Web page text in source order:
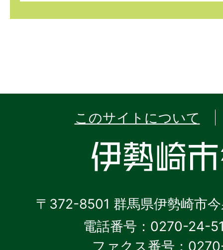
このサイトについて
〒372-8501 群馬県伊勢崎市
電話番号：0270-24-
ファクス番号：